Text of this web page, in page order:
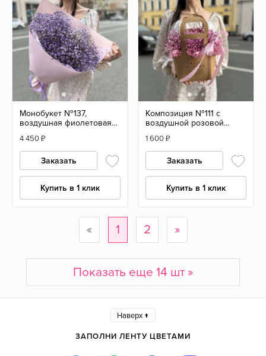
Монобукет №137,
воздушная фиолетовая
4 450₽
Заказать
Купить в 1 клик
Композиция №111 с
воздушной розовой
сумке, размер S
1 600₽
Заказать
Купить в 1 клик
« 1 2 »
Показать еще 14 шт »
ЗАПОЛНИ ЛЕНТУ ЦВЕТАМИ
Наверх ↑